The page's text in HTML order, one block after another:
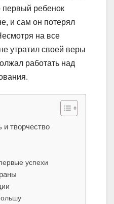
первый ребенок
и сам он потерял
на все
утратил своей веры
работать над
и творчество
успехи